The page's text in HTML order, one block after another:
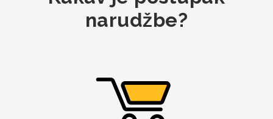
narudžbe?